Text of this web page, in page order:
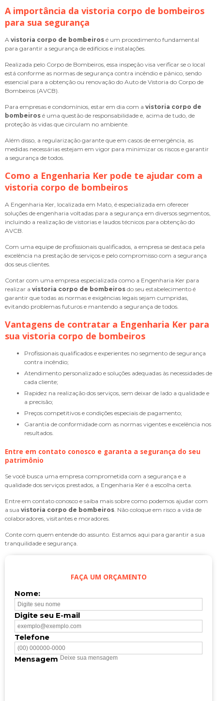
A importância da vistoria corpo de bombeiros
para sua segurança
A vistoria corpo de bombeiros é um procedimento fundamental
para garantir a segurança de edifícios e instalações.
Realizada pelo Corpo de Bombeiros, essa inspeção visa verificar se o local
está conforme as normas de segurança contra incêndio e pânico, sendo
essencial para a obtenção ou renovação do Auto de Vistoria do Corpo de
Bombeiros (AVCB).
Para empresas e condomínios, estar em dia com a vistoria corpo de
bombeiros é uma questão de responsabilidade e, acima de tudo, de
proteção às vidas que circulam no ambiente.
Além disso, a regularização garante que em casos de emergência, as
medidas necessárias estejam em vigor para minimizar os riscos e garantir
a segurança de todos.
Como a Engenharia Ker pode te ajudar com a
vistoria corpo de bombeiros
A Engenharia Ker, localizada em Mato, é especializada em oferecer
soluções de engenharia voltadas para a segurança em diversos segmentos,
incluindo a realização de vistorias e laudos técnicos para obtenção do
AVCB.
Com uma equipe de profissionais qualificados, a empresa se destaca pela
excelência na prestação de serviços e pelo compromisso com a segurança
dos seus clientes.
Contar com uma empresa especializada como a Engenharia Ker para
realizar a vistoria corpo de bombeiros do seu estabelecimento é
garantir que todas as normas e exigências legais sejam cumpridas,
evitando problemas futuros e mantendo a segurança de todos.
Vantagens de contratar a Engenharia Ker para
sua vistoria corpo de bombeiros
Profissionais qualificados e experientes no segmento de segurança
contra incêndio;
Atendimento personalizado e soluções adequadas às necessidades de
cada cliente;
Rapidez na realização dos serviços, sem deixar de lado a qualidade e
a precisão;
Preços competitivos e condições especiais de pagamento;
Garantia de conformidade com as normas vigentes e excelência nos
resultados.
Entre em contato conosco e garanta a segurança do seu
patrimônio
Se você busca uma empresa comprometida com a segurança e a
qualidade dos serviços prestados, a Engenharia Ker é a escolha certa.
Entre em contato conosco e saiba mais sobre como podemos ajudar com
a sua vistoria corpo de bombeiros. Não coloque em risco a vida de
colaboradores, visitantes e moradores.
Conte com quem entende do assunto. Estamos aqui para garantir a sua
tranquilidade e segurança.
FAÇA UM ORÇAMENTO
Nome:
Digite seu E-mail
Telefone
Mensagem